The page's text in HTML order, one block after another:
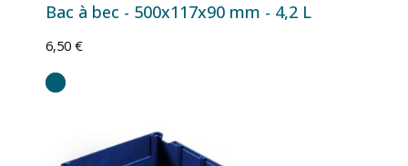
Bac à bec - 500x117x90 mm - 4,2 L
6,50 €